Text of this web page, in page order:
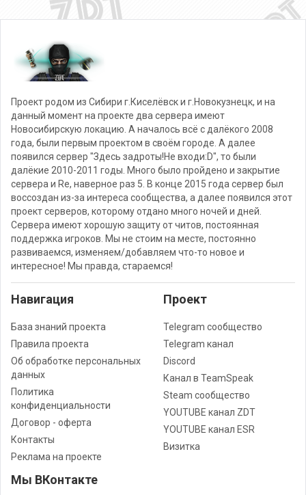
Проект родом из Сибири г.Киселёвск и г.Новокузнецк, и на
данный момент на проекте два сервера имеют
Новосибирскую локацию. А началось всё с далёкого 2008
года, были первым проектом в своём городе. А далее
появился сервер "Здесь задроты!Не входи:D", то были
далёкие 2010-2011 годы. Много было пройдено и закрытие
сервера и Re, наверное раз 5. В конце 2015 года сервер был
воссоздан из-за интереса сообщества, а далее появился этот
проект серверов, которому отдано много ночей и дней.
Сервера имеют хорошую защиту от читов, постоянная
поддержка игроков. Мы не стоим на месте, постоянно
развиваемся, изменяем/добавляем что-то новое и
интересное! Мы правда, стараемся!
Навигация
База знаний проекта
Правила проекта
Об обработке персональных
данных
Политика
конфиденциальности
Договор - оферта
Контакты
Реклама на проекте
Проект
Telegram сообщество
Telegram канал
Discord
Канал в TeamSpeak
Steam сообщество
YOUTUBE канал ZDT
YOUTUBE канал ESR
Визитка
Мы ВКонтакте